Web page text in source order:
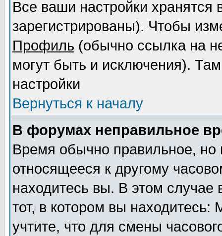
Все ваши настройки
зарегистрированы). Чтобы
Профиль (обычно ссылка на
могут быть и исключения).
настройки
Вернуться к началу
В форумах неправильное
Время обычно правильное,
относящееся к другому
находитесь вы. В этом
тот, в котором вы
учтите, что для смены